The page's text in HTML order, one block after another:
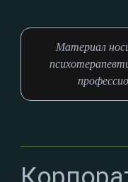
Материал